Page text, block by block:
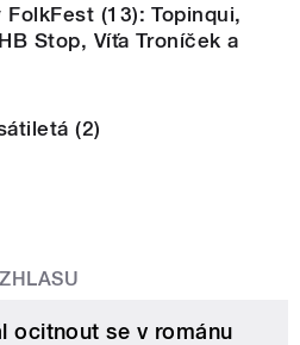
(13): Topinqui,
Stop, Víťa Troníček a
(2)
ocitnout se v románu